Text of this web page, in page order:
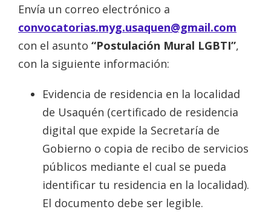
Envía un correo electrónico a
convocatorias.myg.usaquen@gmail.com
con el asunto “Postulación Mural LGBTI”,
con la siguiente información:
Evidencia de residencia en la localidad
de Usaquén (certificado de residencia
digital que expide la Secretaría de
Gobierno o copia de recibo de servicios
públicos mediante el cual se pueda
identificar tu residencia en la localidad).
El documento debe ser legible.